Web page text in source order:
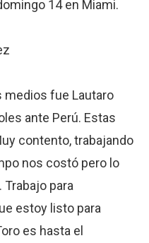
14 en Miami.
medios fue Lautaro
ante Perú. Estas
contento, trabajando
nos costó pero lo
para
estoy listo para
es hasta el